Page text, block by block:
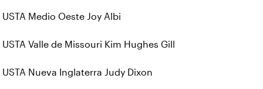
USTA Medio Oeste Joy Albi
USTA Valle de Missouri Kim Hughes Gill
USTA Nueva Inglaterra Judy Dixon